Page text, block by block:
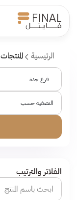
الرئيسية المنتجات
فرع جدة
التصفيه حسب
الفلاتر والترتيب